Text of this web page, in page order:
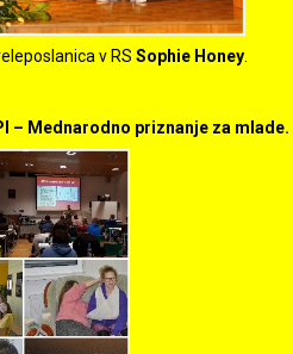
v RS Sophie Honey
– Mednarodno priznanje za mlade.